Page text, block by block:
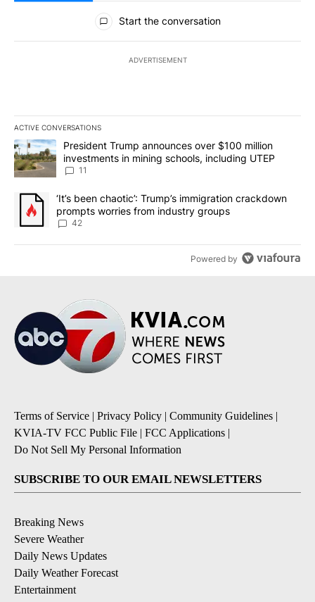
All Comments
Start the conversation
ADVERTISEMENT
ACTIVE CONVERSATIONS
The following is a list of the most commented articles in the last
A trending article titled "President Trump announces over $100
President Trump announces over $100 million
investments in mining schools, including UTEP
11
A trending article titled "‘It’s been chaotic’: Trump’s
‘It’s been chaotic’: Trump’s immigration crackdown
prompts worries from industry groups
42
Powered by
Terms of Service | Privacy Policy | Community Guidelines |
KVIA-TV FCC Public File | FCC Applications |
Do Not Sell My Personal Information
SUBSCRIBE TO OUR EMAIL NEWSLETTERS
Breaking News
Severe Weather
Daily News Updates
Daily Weather Forecast
Entertainment